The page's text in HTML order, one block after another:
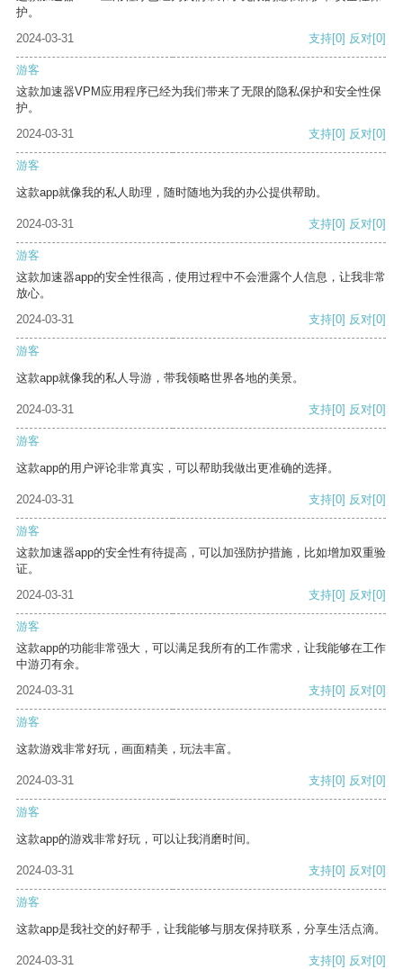
护。
2024-03-31
支持[0] 反对[0]
游客
这款加速器VPM应用程序已经为我们带来了无限的隐私保护和安全性保
护。
2024-03-31
支持[0] 反对[0]
游客
这款app就像我的私人助理，随时随地为我的办公提供帮助。
2024-03-31 支持[0] 反对[0]
游客
这款加速器app的安全性很高，使用过程中不会泄露个人信息，让我非常
放心。
2024-03-31
支持[0] 反对[0]
游客
这款app就像我的私人导游，带我领略世界各地的美景。
2024-03-31 支持[0] 反对[0]
游客
这款app的用户评论非常真实，可以帮助我做出更准确的选择。
2024-03-31 支持[0] 反对[0]
游客
这款加速器app的安全性有待提高，可以加强防护措施，比如增加双重验
证。
2024-03-31
支持[0] 反对[0]
游客
这款app的功能非常强大，可以满足我所有的工作需求，让我能够在工作
中游刃有余。
2024-03-31
支持[0] 反对[0]
游客
这款游戏非常好玩，画面精美，玩法丰富。
2024-03-31 支持[0] 反对[0]
游客
这款app的游戏非常好玩，可以让我消磨时间。
2024-03-31 支持[0] 反对[0]
游客
这款app是我社交的好帮手，让我能够与朋友保持联系，分享生活点滴。
2024-03-31 支持[0] 反对[0]